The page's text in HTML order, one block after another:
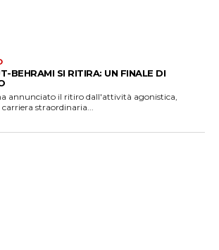
BEHRAMI SI RITIRA: UN FINALE DI
annunciato il ritiro dall'attività agonistica,
straordinaria...